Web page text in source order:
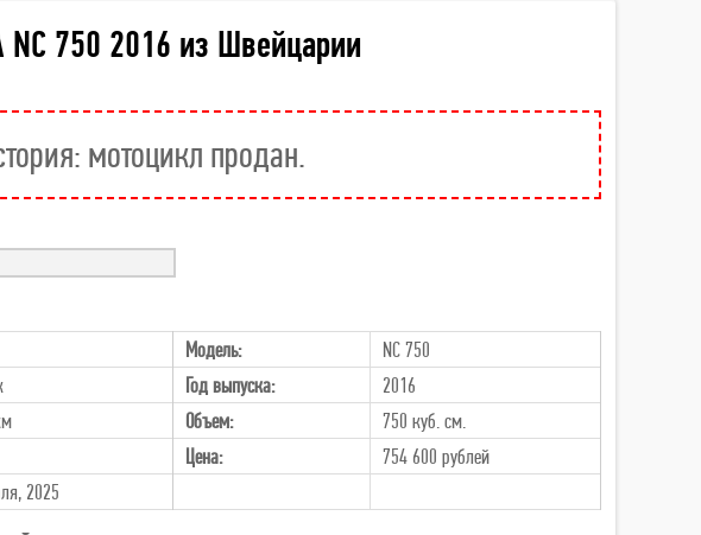
NC 750 2016 из Швейцарии
мотоцикл продан.
Модель:
NC 750
Год выпуска:
2016
Объем:
750 куб. см.
Цена: 754 600 рублей
2025